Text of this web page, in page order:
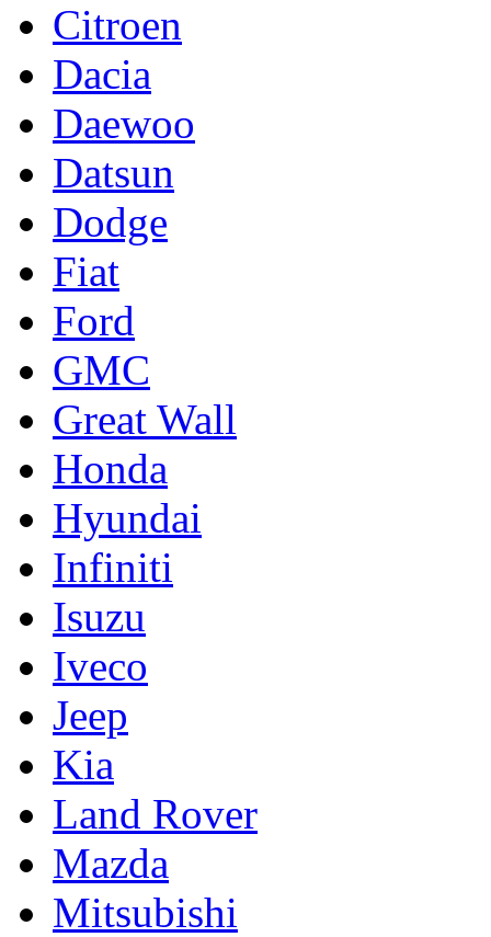
Citroen
Dacia
Daewoo
Datsun
Dodge
Fiat
Ford
GMC
Great Wall
Honda
Hyundai
Infiniti
Isuzu
Iveco
Jeep
Kia
Land Rover
Mazda
Mitsubishi